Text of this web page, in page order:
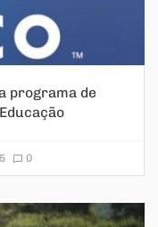
programa de
0